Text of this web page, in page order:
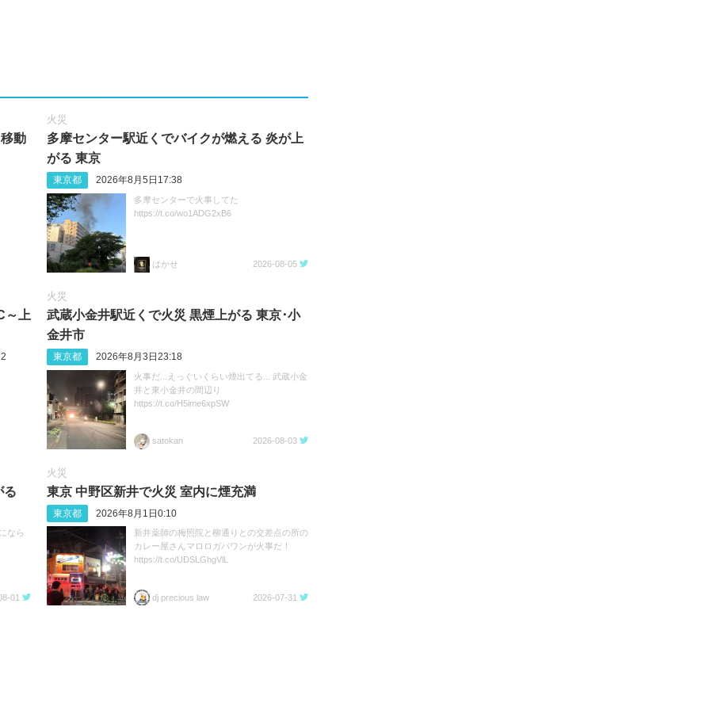
動
火災
多摩センター駅近くでバイクが燃える 炎が上
がる 東京
東京都 2026年8月5日17:38
多摩センターで火事してた
https://t.co/wo1ADG2xB6
はかせ 2026-08-05
～上
火災
武蔵小金井駅近くで火災 黒煙上がる 東京･小
金井市
東京都 2026年8月3日23:18
火事だ...えっぐいくらい煙出てる... 武蔵小金
井と東小金井の間辺り
https://t.co/H5ime6xpSW
satokan 2026-08-03
る
なら
01
火災
東京 中野区新井で火災 室内に煙充満
東京都 2026年8月1日0:10
新井薬師の梅照院と柳通りとの交差点の所の
カレー屋さんマロロガバワンが火事だ！
https://t.co/UDSLGhgVlL
dj precious law 2026-07-31